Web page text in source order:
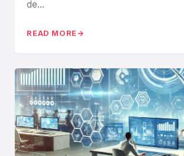
de…
READ MORE